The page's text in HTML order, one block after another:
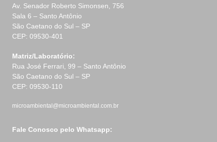
Av. Senador Roberto Simonsen, 756
Sala 6 – Santo Antônio
São Caetano do Sul – SP
CEP: 09530-401
Matriz/Laboratório:
Rua José Ferrari, 99 – Santo Antônio
São Caetano do Sul – SP
CEP: 09530-110
microambiental@microambiental.com.br
Fale Conosco pelo Whatsapp: